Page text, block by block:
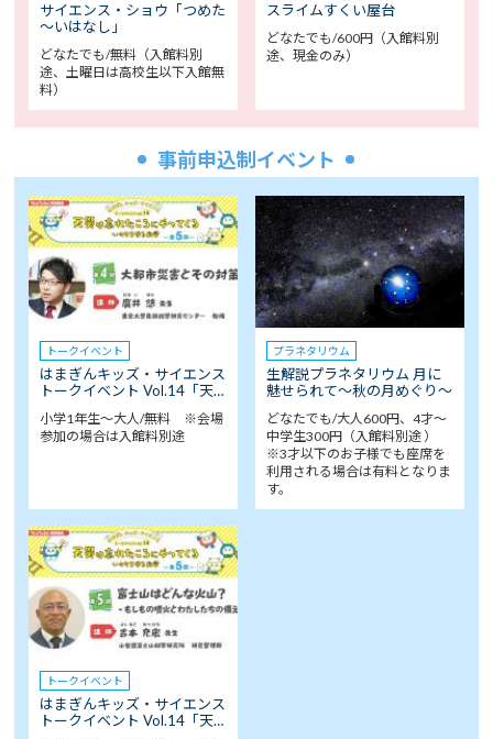
サイエンス・ショウ「つめた
～いはなし」
どなたでも/無料（入館料別
途、土曜日は高校生以下入館無
料）
スライムすくい屋台
どなたでも/600円（入館料別
途、現金のみ）
事前申込制イベント
トークイベント
はまぎんキッズ・サイエンス
トークイベント Vol.14「天…
小学1年生～大人/無料 ※会場
参加の場合は入館料別途
プラネタリウム
生解説プラネタリウム 月に
魅せられて～秋の月めぐり～
どなたでも/大人600円、4才～
中学生300円（入館料別途 ）
※3才以下のお子様でも座席を
利用される場合は有料となりま
す。
トークイベント
はまぎんキッズ・サイエンス
トークイベント Vol.14「天…